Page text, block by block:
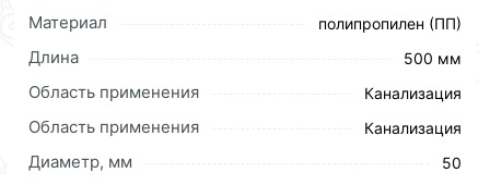
Материал полипропилен (ПП)
Длина 500 мм
Область применения Канализация
Область применения Канализация
Диаметр, мм 50